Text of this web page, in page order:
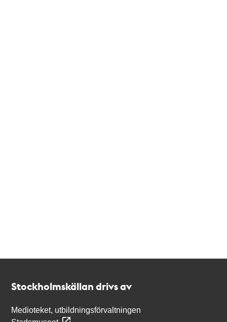
Stockholmskällan drivs av
Medioteket, utbildningsförvaltningen